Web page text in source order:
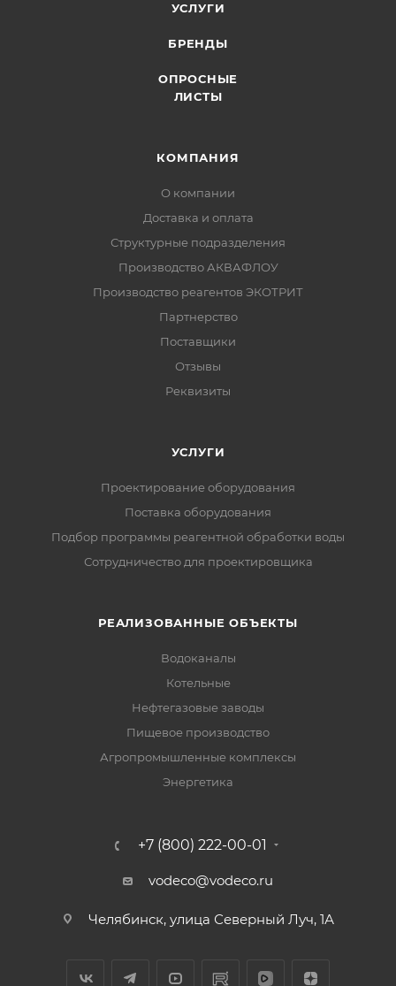
УСЛУГИ
БРЕНДЫ
ОПРОСНЫЕ
ЛИСТЫ
КОМПАНИЯ
О компании
Доставка и оплата
Структурные подразделения
Производство АКВАФЛОУ
Производство реагентов ЭКОТРИТ
Партнерство
Поставщики
Отзывы
Реквизиты
УСЛУГИ
Проектирование оборудования
Поставка оборудования
Подбор программы реагентной обработки воды
Сотрудничество для проектировщика
РЕАЛИЗОВАННЫЕ ОБЪЕКТЫ
Водоканалы
Котельные
Нефтегазовые заводы
Пищевое производство
Агропромышленные комплексы
Энергетика
+7 (800) 222-00-01
vodeco@vodeco.ru
Челябинск, улица Северный Луч, 1А